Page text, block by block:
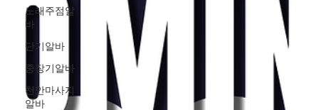
노래주점알
바
단기알바
중장기알바
천안마사지
알바